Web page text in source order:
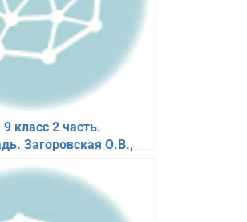
класс 2 часть.
Загоровская О.В.,